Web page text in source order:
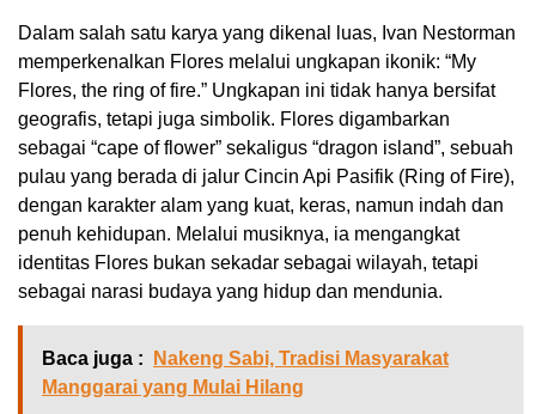
Dalam salah satu karya yang dikenal luas, Ivan Nestorman
memperkenalkan Flores melalui ungkapan ikonik: “My
Flores, the ring of fire.” Ungkapan ini tidak hanya bersifat
geografis, tetapi juga simbolik. Flores digambarkan
sebagai “cape of flower” sekaligus “dragon island”, sebuah
pulau yang berada di jalur Cincin Api Pasifik (Ring of Fire),
dengan karakter alam yang kuat, keras, namun indah dan
penuh kehidupan. Melalui musiknya, ia mengangkat
identitas Flores bukan sekadar sebagai wilayah, tetapi
sebagai narasi budaya yang hidup dan mendunia.
Baca juga :
Nakeng Sabi, Tradisi Masyarakat
Manggarai yang Mulai Hilang